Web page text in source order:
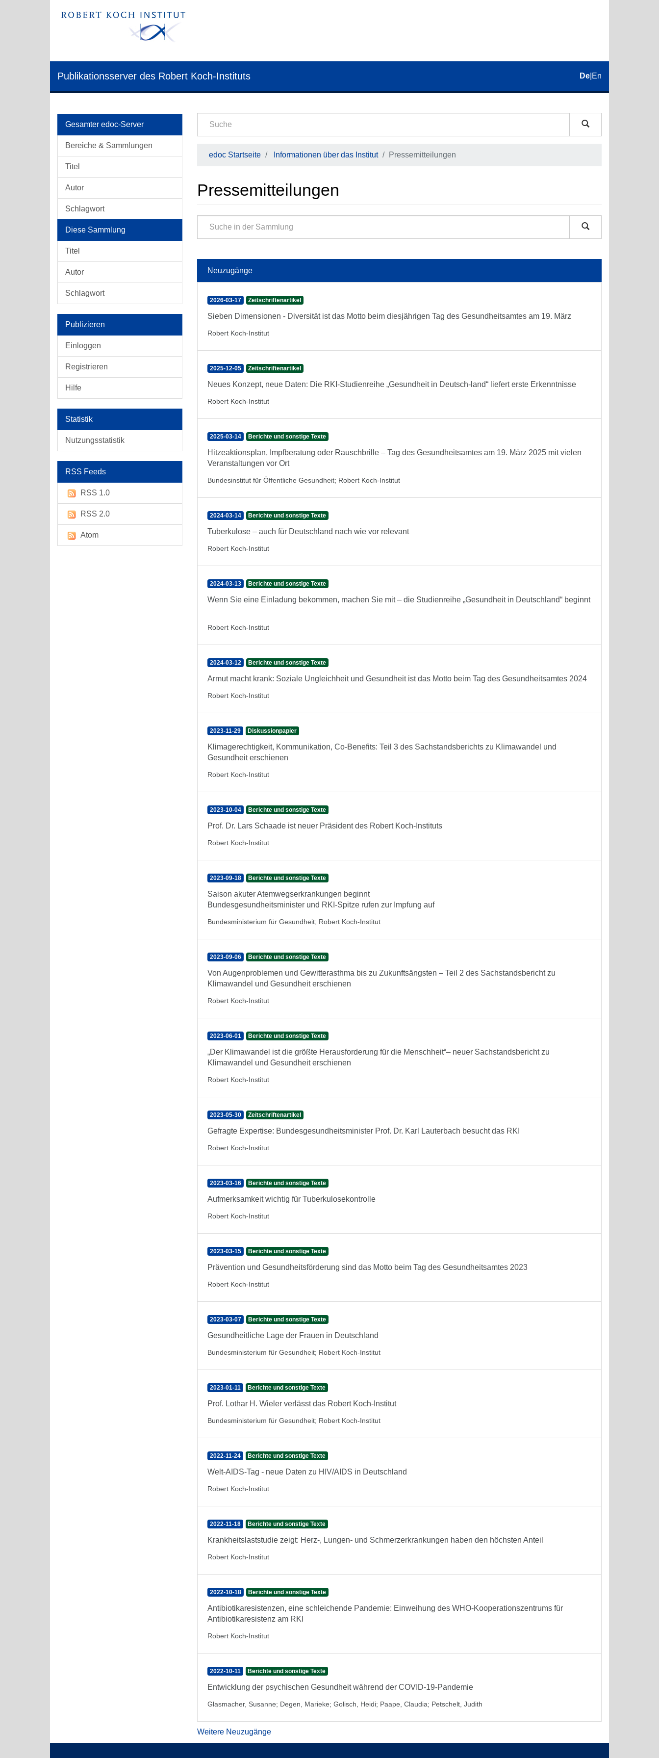
Publikationsserver des Robert Koch-Instituts De En
Gesamter edoc-Server
Bereiche & Sammlungen
Titel
Autor
Schlagwort
Diese Sammlung
Titel
Autor
Schlagwort
Publizieren
Einloggen
Registrieren
Hilfe
Statistik
Nutzungsstatistik
RSS Feeds
RSS 1.0
RSS 2.0
Atom
edoc Startseite Informationen über das Institut Pressemitteilungen
Pressemitteilungen
Neuzugänge
2026-03-17 Zeitschriftenartikel
Sieben Dimensionen - Diversität ist das Motto beim diesjährigen Tag des Gesundheitsamtes am 19. März
Robert Koch-Institut
2025-12-05 Zeitschriftenartikel
Neues Konzept, neue Daten: Die RKI-Studienreihe „Gesundheit in Deutsch-land“ liefert erste Erkenntnisse
Robert Koch-Institut
2025-03-14 Berichte und sonstige Texte
Hitzeaktionsplan, Impfberatung oder Rauschbrille – Tag des Gesundheitsamtes am 19. März 2025 mit vielen
Veranstaltungen vor Ort
Bundesinstitut für Öffentliche Gesundheit; Robert Koch-Institut
2024-03-14 Berichte und sonstige Texte
Tuberkulose – auch für Deutschland nach wie vor relevant
Robert Koch-Institut
2024-03-13 Berichte und sonstige Texte
Wenn Sie eine Einladung bekommen, machen Sie mit – die Studienreihe „Gesundheit in Deutschland“ beginnt
Robert Koch-Institut
2024-03-12 Berichte und sonstige Texte
Armut macht krank: Soziale Ungleichheit und Gesundheit ist das Motto beim Tag des Gesundheitsamtes 2024
Robert Koch-Institut
2023-11-29 Diskussionpapier
Klimagerechtigkeit, Kommunikation, Co-Benefits: Teil 3 des Sachstandsberichts zu Klimawandel und
Gesundheit erschienen
Robert Koch-Institut
2023-10-04 Berichte und sonstige Texte
Prof. Dr. Lars Schaade ist neuer Präsident des Robert Koch-Instituts
Robert Koch-Institut
2023-09-18 Berichte und sonstige Texte
Saison akuter Atemwegserkrankungen beginnt
Bundesgesundheitsminister und RKI-Spitze rufen zur Impfung auf
Bundesministerium für Gesundheit; Robert Koch-Institut
2023-09-06 Berichte und sonstige Texte
Von Augenproblemen und Gewitterasthma bis zu Zukunftsängsten – Teil 2 des Sachstandsbericht zu
Klimawandel und Gesundheit erschienen
Robert Koch-Institut
2023-06-01 Berichte und sonstige Texte
„Der Klimawandel ist die größte Herausforderung für die Menschheit“– neuer Sachstandsbericht zu
Klimawandel und Gesundheit erschienen
Robert Koch-Institut
2023-05-30 Zeitschriftenartikel
Gefragte Expertise: Bundesgesundheitsminister Prof. Dr. Karl Lauterbach besucht das RKI
Robert Koch-Institut
2023-03-16 Berichte und sonstige Texte
Aufmerksamkeit wichtig für Tuberkulosekontrolle
Robert Koch-Institut
2023-03-15 Berichte und sonstige Texte
Prävention und Gesundheitsförderung sind das Motto beim Tag des Gesundheitsamtes 2023
Robert Koch-Institut
2023-03-07 Berichte und sonstige Texte
Gesundheitliche Lage der Frauen in Deutschland
Bundesministerium für Gesundheit; Robert Koch-Institut
2023-01-11 Berichte und sonstige Texte
Prof. Lothar H. Wieler verlässt das Robert Koch-Institut
Bundesministerium für Gesundheit; Robert Koch-Institut
2022-11-24 Berichte und sonstige Texte
Welt-AIDS-Tag - neue Daten zu HIV/AIDS in Deutschland
Robert Koch-Institut
2022-11-18 Berichte und sonstige Texte
Krankheitslaststudie zeigt: Herz-, Lungen- und Schmerzerkrankungen haben den höchsten Anteil
Robert Koch-Institut
2022-10-18 Berichte und sonstige Texte
Antibiotikaresistenzen, eine schleichende Pandemie: Einweihung des WHO-Kooperationszentrums für
Antibiotikaresistenz am RKI
Robert Koch-Institut
2022-10-11 Berichte und sonstige Texte
Entwicklung der psychischen Gesundheit während der COVID-19-Pandemie
Glasmacher, Susanne; Degen, Marieke; Golisch, Heidi; Paape, Claudia; Petschelt, Judith
Weitere Neuzugänge